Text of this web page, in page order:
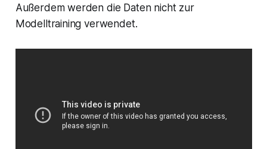
Außerdem werden die Daten nicht zur
Modelltraining verwendet.